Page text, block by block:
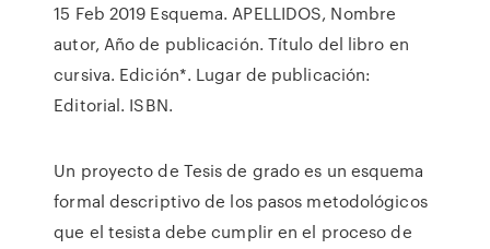
15 Feb 2019 Esquema. APELLIDOS, Nombre
autor, Año de publicación. Título del libro en
cursiva. Edición*. Lugar de publicación:
Editorial. ISBN.
Un proyecto de Tesis de grado es un esquema
formal descriptivo de los pasos metodológicos
que el tesista debe cumplir en el proceso de